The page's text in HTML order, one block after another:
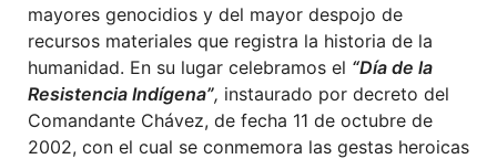
mayores genocidios y del mayor despojo de
recursos materiales que registra la historia de la
humanidad. En su lugar celebramos el “Día de la
Resistencia Indígena”, instaurado por decreto del
Comandante Chávez, de fecha 11 de octubre de
2002, con el cual se conmemora las gestas heroicas